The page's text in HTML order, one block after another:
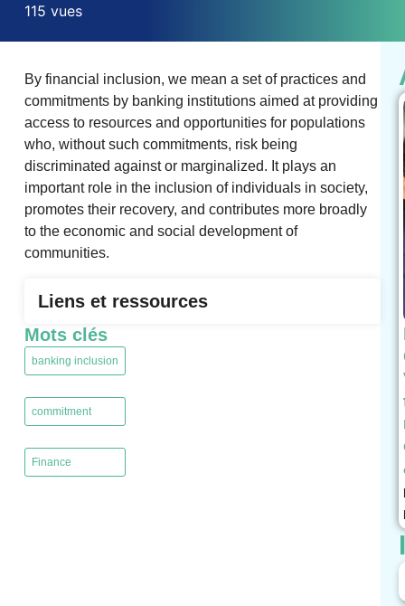
115 vues
By financial inclusion, we mean a set of practices and
commitments by banking institutions aimed at providing
access to resources and opportunities for populations
who, without such commitments, risk being
discriminated against or marginalized. It plays an
important role in the inclusion of individuals in society,
promotes their recovery, and contributes more broadly
to the economic and social development of
communities.
Liens et ressources
Mots clés
banking inclusion
commitment
Finance